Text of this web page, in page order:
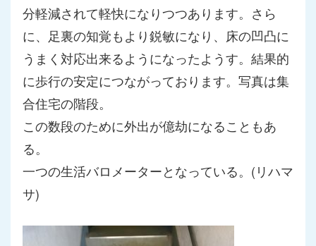
分軽減されて軽快になりつつあります。 さら
に、足裏の知覚もより鋭敏になり、床の凹凸に
うまく対応出来るようになったようす。結果的
に歩行の安定につながっております。写真は集
合住宅の階段。
この数段のために外出が億劫になることもあ
る。
一つの生活バロメーターとなっている。(リハマ
サ)